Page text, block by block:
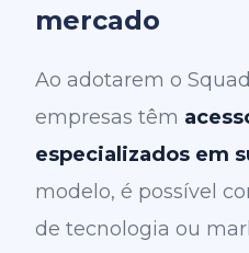
mercado
Ao adotarem o
empresas têm
especializados em
modelo, é possível
de tecnologia ou